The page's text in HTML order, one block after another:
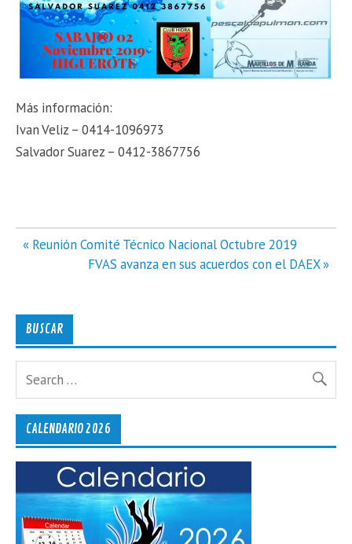
Más información:
Ivan Veliz – 0414-1096973
Salvador Suarez – 0412-3867756
Navegación
« Reunión Comité Técnico Nacional Octubre 2019
FVAS avanza en sus acuerdos con el DAEX »
BUSCAR
CALENDARIO 2026